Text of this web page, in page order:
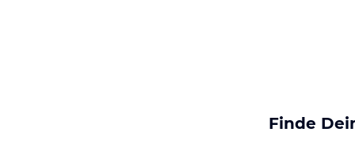
Finde